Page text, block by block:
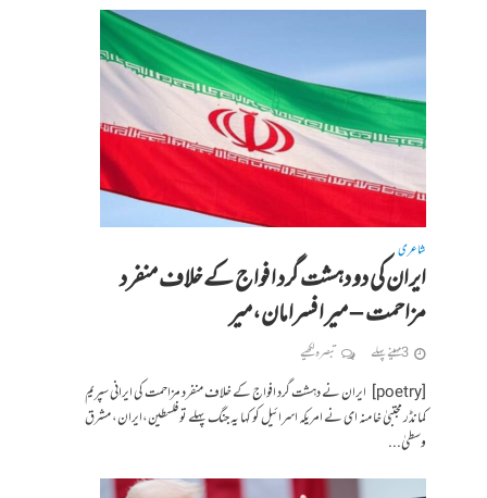
شاعری
ایران کی دو دہشت گرد افواج کے خلاف منفرد
مزاحمت – میر افسرامان،میر
3 مہینے پہلے تبصرہ لکھیے
[poetry] ایران نے دہشت گرد افواج کے خلاف منفرد مزاحمت کی ایرانی سپریم
کمانڈر مجتبیٰ خا منہ ای نے امریکہ اسرائیل کو کہا یہ جنگ پہلے توفلسطین،ایران، مشرق
وسطیٰ...